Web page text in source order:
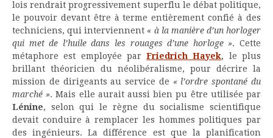
lois rendrait progressivement superflu le débat politique,
le pouvoir devant être à terme entièrement confié à des
techniciens, qui interviennent « à la manière d’un horloger
qui met de l’huile dans les rouages d’une horloge ». Cette
métaphore est employée parFriedrich Hayek, le plus
brillant théoricien du néolibéralisme, pour décrire la
mission de dirigeants au service de « l’ordre spontané du
marché ». Mais elle aurait aussi bien pu être utilisée par
Lénine, selon qui le règne du socialisme scientifique
devait conduire à remplacer les hommes politiques par
des ingénieurs. La différence est que la planification